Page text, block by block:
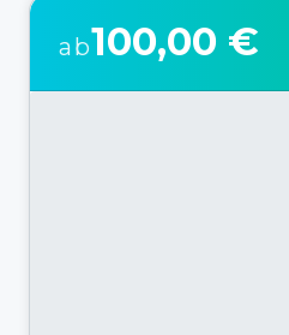
ab100,00 €